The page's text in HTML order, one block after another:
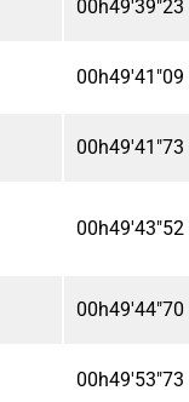
00h49'39"23
00h49'41"09
00h49'41"73
00h49'43"52
00h49'44"70
00h49'53"73